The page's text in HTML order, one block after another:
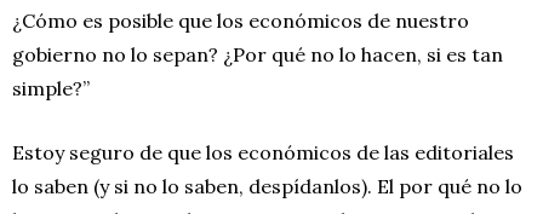
¿Cómo es posible que los económicos de nuestro
gobierno no lo sepan? ¿Por qué no lo hacen, si es tan
simple?”
Estoy seguro de que los económicos de las editoriales
lo saben (y si no lo saben, despídanlos). El por qué no lo